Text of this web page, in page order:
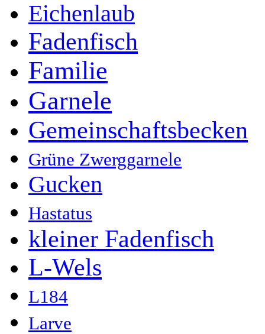
Eichenlaub
Fadenfisch
Familie
Garnele
Gemeinschaftsbecken
Grüne Zwerggarnele
Gucken
Hastatus
kleiner Fadenfisch
L-Wels
L184
Larve